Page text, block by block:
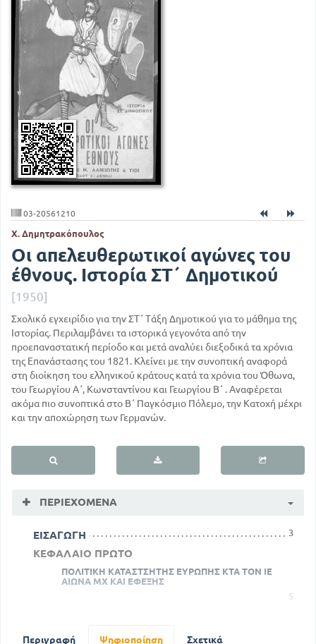
03-20561210
Χ. Δημητρακόπουλος
Οι απελευθερωτικοί αγώνες του
έθνους. Ιστορία ΣΤ΄ Δημοτικού
[1950]
Σχολικό εγχειρίδιο για την ΣΤ΄ Τάξη Δημοτικού για το μάθημα της
Ιστορίας. Περιλαμβάνει τα ιστορικά γεγονότα από την
προεπαναστατική περίοδο και μετά αναλύει διεξοδικά τα χρόνια
της Επανάστασης του 1821. Κλείνει με την συνοπτική αναφορά
στη διοίκηση του ελληνικού κράτους κατά τα χρόνια του Όθωνα,
του Γεωργίου Α΄, Κωνσταντίνου και Γεωργίου Β΄ . Αναφέρεται
ακόμα πιο συνοπτικά στο Β΄ Παγκόσμιο Πόλεμο, την Κατοχή μέχρι
και την αποχώρηση των Γερμανών.
ΠΕΡΙΕΧΌΜΕΝΑ
ΕΙΣΑΓΩΓΗ 3
ΚΕΦΑΛΑΙΟ ΠΡΩΤΟ
ΠΟΛΙΤΙΚΗ ΚΑΤΑΣΤΣΗΤΗΣ ΕΥΡΩΠΗΣ ΚΤΑ ΤΟΝ ΙΕ
ΑΙΩΝΑ ΜΧ ΚΑΙ ΕΦΕΞΗΣ
5
ΑΠΌ ΤΟΝ ΤΟΥΡΚΙΚΟ ΖΥΓΟ
Περιγραφή Ψηφιοποίηση Σχετικά